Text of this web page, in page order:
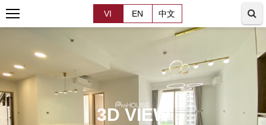
VI EN 中文
3D VIEW